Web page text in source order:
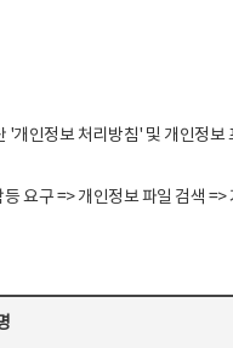
'개인정보 처리방침' 및 개인정보
구 => 개인정보 파일 검색